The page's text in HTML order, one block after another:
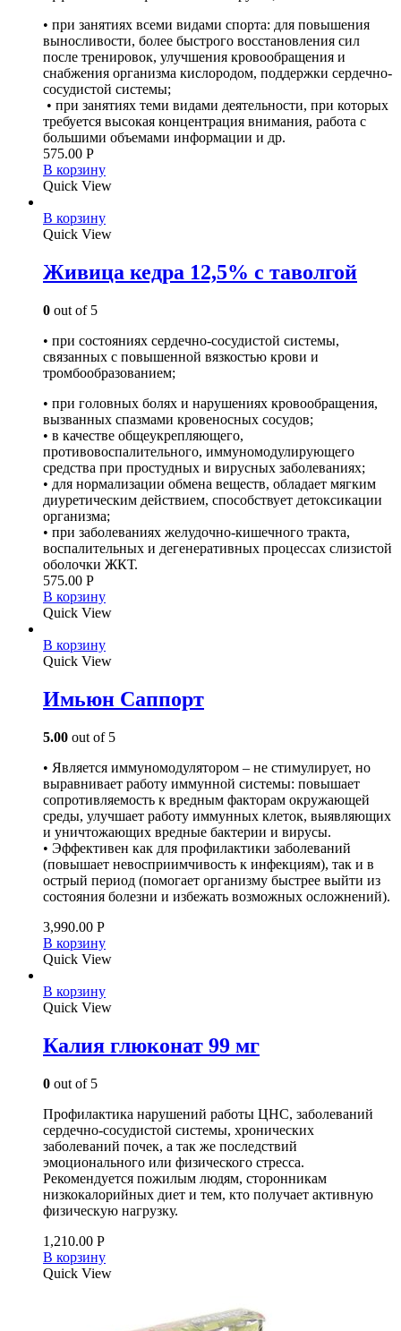
• при занятиях всеми видами спорта: для повышения
выносливости, более быстрого восстановления сил
после тренировок, улучшения кровообращения и
снабжения организма кислородом, поддержки сердечно-
сосудистой системы;
• при занятиях теми видами деятельности, при которых
требуется высокая концентрация внимания, работа с
большими объемами информации и др.
575.00 Р
В корзину
Quick View
В корзину
Quick View
Живица кедра 12,5% с таволгой
0 out of 5
• при состояниях сердечно-сосудистой системы,
связанных с повышенной вязкостью крови и
тромбообразованием;
• при головных болях и нарушениях кровообращения,
вызванных спазмами кровеносных сосудов;
• в качестве общеукрепляющего,
противовоспалительного, иммуномодулирующего
средства при простудных и вирусных заболеваниях;
• для нормализации обмена веществ, обладает мягким
диуретическим действием, способствует детоксикации
организма;
• при заболеваниях желудочно-кишечного тракта,
воспалительных и дегенеративных процессах слизистой
оболочки ЖКТ.
575.00 Р
В корзину
Quick View
В корзину
Quick View
Имьюн Саппорт
5.00 out of 5
• Является иммуномодулятором – не стимулирует, но
выравнивает работу иммунной системы: повышает
сопротивляемость к вредным факторам окружающей
среды, улучшает работу иммунных клеток, выявляющих
и уничтожающих вредные бактерии и вирусы.
• Эффективен как для профилактики заболеваний
(повышает невосприимчивость к инфекциям), так и в
острый период (помогает организму быстрее выйти из
состояния болезни и избежать возможных осложнений).
3,990.00 Р
В корзину
Quick View
В корзину
Quick View
Калия глюконат 99 мг
0 out of 5
Профилактика нарушений работы ЦНС, заболеваний
сердечно-сосудистой системы, хронических
заболеваний почек, а так же последствий
эмоционального или физического стресса.
Рекомендуется пожилым людям, сторонникам
низкокалорийных диет и тем, кто получает активную
физическую нагрузку.
1,210.00 Р
В корзину
Quick View